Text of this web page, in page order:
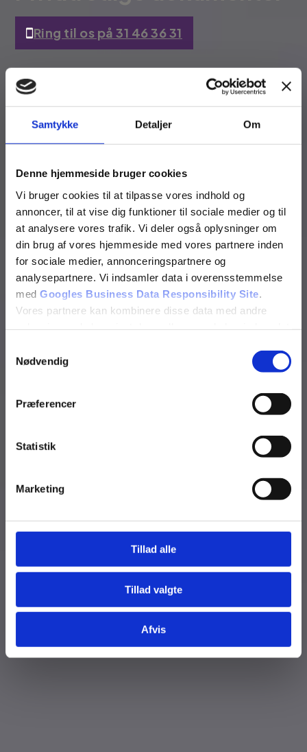
Samtykke Detaljer Om
Denne hjemmeside bruger cookies
Vi bruger cookies til at tilpasse vores indhold og
annoncer, til at vise dig funktioner til sociale medier og til
at analysere vores trafik. Vi deler også oplysninger om
din brug af vores hjemmeside med vores partnere inden
for sociale medier, annonceringspartnere og
analysepartnere. Vi indsamler data i overensstemmelse
med Googles Business Data Responsibility Site
Vores partnere kan kombinere disse data med andre
Nødvendig
Præferencer
Statistik
Marketing
Tillad alle
Tillad valgte
Afvis
Ring til os på 31 46 36 31
Skriv til os
Vi svarer indenfor 24 timer.
Fjern